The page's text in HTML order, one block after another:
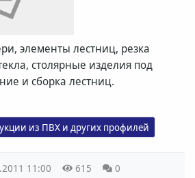
элементы лестниц, резка
столярные изделия под
и сборка лестниц.
из ПВХ и других профилей
11:00 615 0